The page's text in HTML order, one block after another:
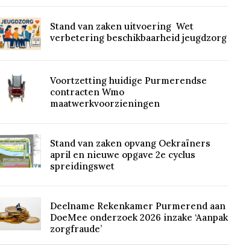
Stand van zaken uitvoering Wet
verbetering beschikbaarheid jeugdzorg
Voortzetting huidige Purmerendse
contracten Wmo
maatwerkvoorzieningen
Stand van zaken opvang Oekraïners
april en nieuwe opgave 2e cyclus
spreidingswet
Deelname Rekenkamer Purmerend aan
DoeMee onderzoek 2026 inzake ‘Aanpak
zorgfraude’